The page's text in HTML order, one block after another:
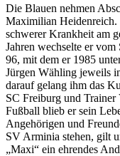
Die Blauen nehmen
Maximilian Heidenreich.
schwerer Krankheit am
Jahren wechselte er
96, mit dem er 1985
Jürgen Wähling jeweils
darauf gelang ihm das
SC Freiburg und
Fußball blieb er sein
Angehörigen und
SV Arminia stehen, gilt
„Maxi“ ein ehrendes